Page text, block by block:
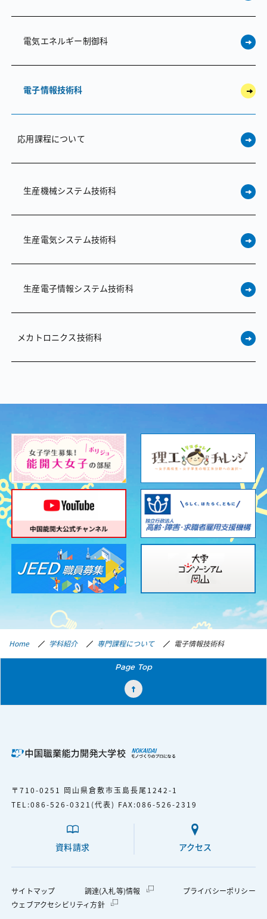
電気エネルギー制御科
電子情報技術科
応用課程について
生産機械システム技術科
生産電気システム技術科
生産電子情報システム技術科
メカトロニクス技術科
Home 学科紹介 専門課程について 電子情報技術科
Page Top
〒710-0251 岡山県倉敷市玉島長尾1242-1
TEL：086-526-0321 （代表） FAX：086-526-2319
資料請求 アクセス
サイトマップ 調達（入札等）情報 外部サイトへ移動します
プライバシーポリシー
ウェブアクセシビリティ方針
外部サイトへ移動します